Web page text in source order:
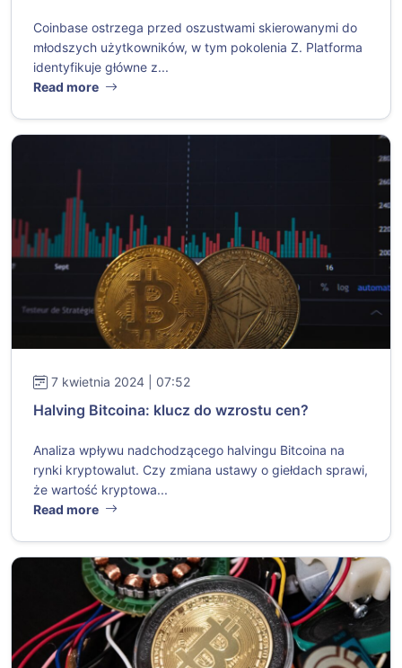
Coinbase ostrzega przed oszustwami skierowanymi do
młodszych użytkowników, w tym pokolenia Z. Platforma
identyfikuje główne z...
Read more
7 kwietnia 2024 | 07:52
Halving Bitcoina: klucz do wzrostu cen?
Analiza wpływu nadchodzącego halvingu Bitcoina na
rynki kryptowalut. Czy zmiana ustawy o giełdach sprawi,
że wartość kryptowa...
Read more